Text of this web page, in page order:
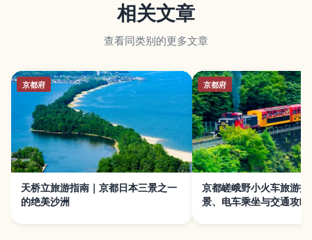
相关文章
查看同类别的更多文章
京都府
天桥立旅游指南｜京都日本三景之一
的绝美沙洲
京都府
京都嵯峨野小火车旅游指
景、电车乘坐与交通攻略